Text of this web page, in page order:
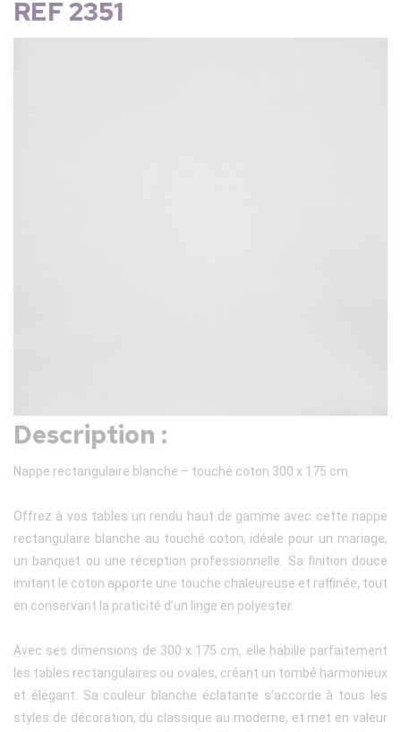
REF 2351
Description :
Nappe rectangulaire blanche – touché coton 300 x 175 cm
Offrez à vos tables un rendu haut de gamme avec cette nappe
rectangulaire blanche au touché coton, idéale pour un mariage,
un banquet ou une réception professionnelle. Sa finition douce
imitant le coton apporte une touche chaleureuse et raffinée, tout
en conservant la praticité d’un linge en polyester.
Avec ses dimensions de 300 x 175 cm, elle habille parfaitement
les tables rectangulaires ou ovales, créant un tombé harmonieux
et élégant. Sa couleur blanche éclatante s’accorde à tous les
styles de décoration, du classique au moderne, et met en valeur